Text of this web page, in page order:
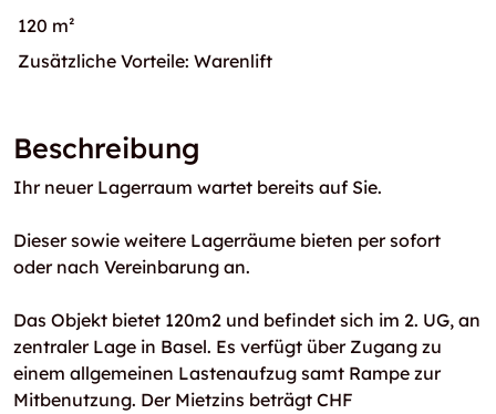
120 m²
Zusätzliche Vorteile: Warenlift
Beschreibung
Ihr neuer Lagerraum wartet bereits auf Sie.
Dieser sowie weitere Lagerräume bieten per sofort
oder nach Vereinbarung an.
Das Objekt bietet 120m2 und befindet sich im 2. UG, an
zentraler Lage in Basel. Es verfügt über Zugang zu
einem allgemeinen Lastenaufzug samt Rampe zur
Mitbenutzung. Der Mietzins beträgt CHF